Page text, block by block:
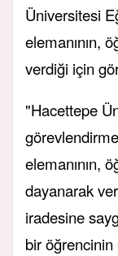
Üniversitesi
elemanının,
verdiği için
"Hacettepe
elemanının,
dayanarak
iradesine
bir öğrencinin